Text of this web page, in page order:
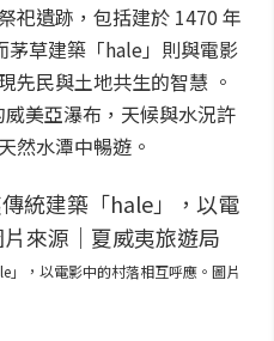
祀遺跡，包括建於 1470 年
草建築「hale」則與電影
先民與土地共生的智慧 。
美亞瀑布，天候與水況許
然水潭中暢遊。
」，以電影中的村落相互呼應。圖片